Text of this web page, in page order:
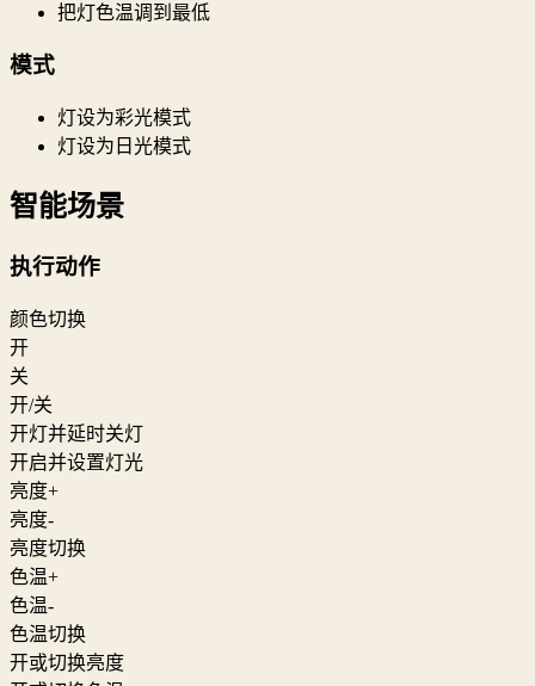
把灯色温调到最低
模式
灯设为彩光模式
灯设为日光模式
智能场景
执行动作
颜色切换
开
关
开/关
开灯并延时关灯
开启并设置灯光
亮度+
亮度-
亮度切换
色温+
色温-
色温切换
开或切换亮度